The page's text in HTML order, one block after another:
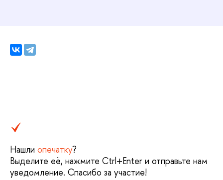
Нашли опечатку?
Выделите её, нажмите Ctrl+Enter и отправьте нам
уведомление. Спасибо за участие!